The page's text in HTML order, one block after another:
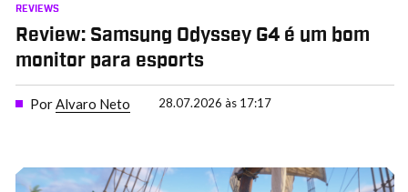
REVIEWS
Review: Samsung Odyssey G4 é um bom
monitor para esports
PorAlvaro Neto 28.07.2026 às 17:17